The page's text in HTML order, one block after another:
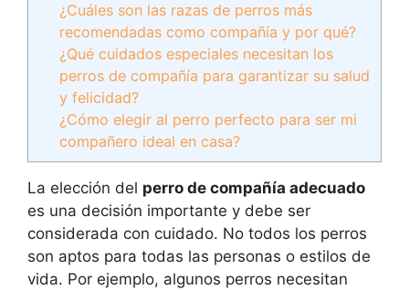
¿Cuáles son las razas de perros más
recomendadas como compañía y por qué?
¿Qué cuidados especiales necesitan los
perros de compañía para garantizar su salud
y felicidad?
¿Cómo elegir al perro perfecto para ser mi
compañero ideal en casa?
La elección del perro de compañía adecuado
es una decisión importante y debe ser
considerada con cuidado. No todos los perros
son aptos para todas las personas o estilos de
vida. Por ejemplo, algunos perros necesitan